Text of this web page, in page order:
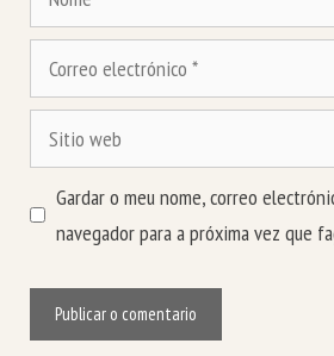
Correo
electrónico
Sitio
web
Gardar o meu nome, correo
navegador para a próxima vez que